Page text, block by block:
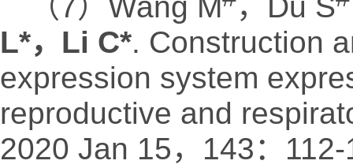
（7）Wang M ，Du S
L*，Li C*. Construction
expression system
reproductive and
2020 Jan 15，143：112-